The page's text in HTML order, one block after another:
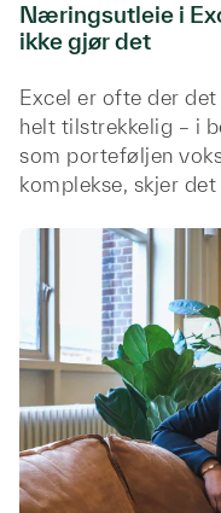
Næringsutleie i
ikke gjør det
Excel er ofte der
helt tilstrekkelig – i
som porteføljen
komplekse, skjer